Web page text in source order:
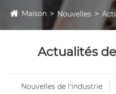
Maison Nouvelles
Actualités
Nouvelles de l'industrie